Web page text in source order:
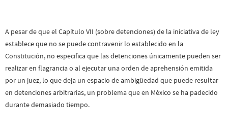
A pesar de que el Capítulo VII (sobre detenciones) de la iniciativa de ley
establece que no se puede contravenir lo establecido en la
Constitución, no especifica que las detenciones únicamente pueden ser
realizar en flagrancia o al ejecutar una orden de aprehensión emitida
por un juez, lo que deja un espacio de ambigüedad que puede resultar
en detenciones arbitrarias, un problema que en México se ha padecido
durante demasiado tiempo.